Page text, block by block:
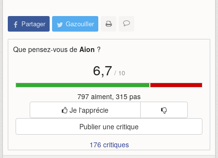
Partager Gazouiller
Que pensez-vous de Aion ?
6,7 / 10
797 aiment, 315 pas
Je l'apprécie
Publier une critique
176 critiques